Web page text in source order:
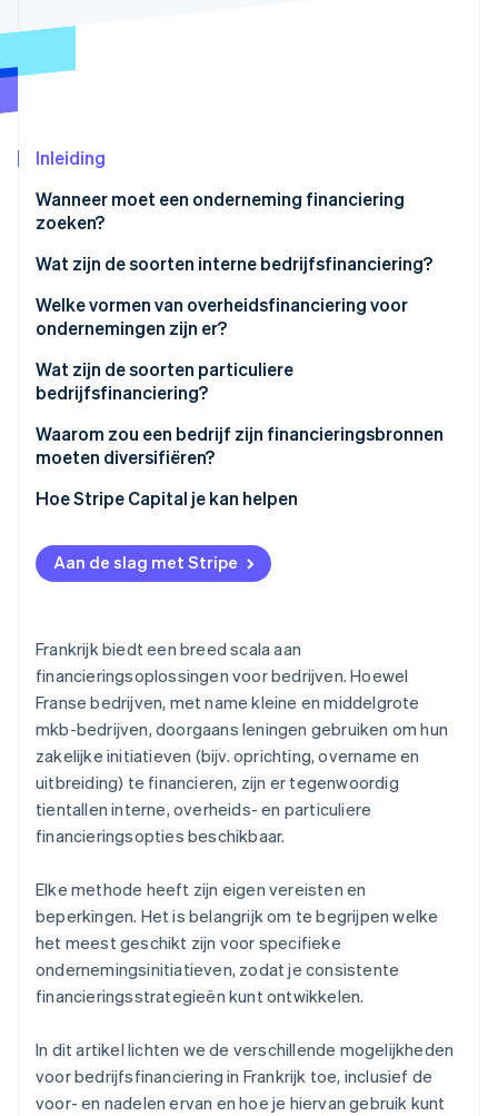
CO₂-verwijdering
Stripe Sessions 2026
Ontdek hoe Stripe de economische
Nu bekijken
Inleiding
Wanneer moet een onderneming financiering
zoeken?
Een onderneming starten
Een onderneming overnemen
Een onderneming uitbreiden
Wat zijn de soorten interne bedrijfsfinanciering?
Persoonlijke investeringen
Kapitaalstortingen
Aandeelhoudersleningen
Zelffinanciering
Welke vormen van overheidsfinanciering voor
ondernemingen zijn er?
Steunmaatregelen
Subsidies
Wedstrijden
Wat zijn de soorten particuliere
bedrijfsfinanciering?
Bankleningen
Eerleningen
Overbruggingsfinanciering
Geld van vrienden en familie
Crowdfunding
Waarom zou een bedrijf zijn financieringsbronnen
moeten diversifiëren?
Afhankelijkheid en risico op mislukking verminderen
Lagere totale financieringskosten
Bouw geloofwaardigheid op bij investeerders
onderneming
Hoe Stripe Capital je kan helpen
Aan de slag met Stripe
Frankrijk biedt een breed scala aan
financieringsoplossingen voor bedrijven. Hoewel
Franse bedrijven, met name kleine en middelgrote
mkb-bedrijven, doorgaans leningen gebruiken om hun
zakelijke initiatieven (bijv. oprichting, overname en
uitbreiding) te financieren, zijn er tegenwoordig
tientallen interne, overheids- en particuliere
financieringsopties beschikbaar.
Elke methode heeft zijn eigen vereisten en
beperkingen. Het is belangrijk om te begrijpen welke
het meest geschikt zijn voor specifieke
ondernemingsinitiatieven, zodat je consistente
financieringsstrategieën kunt ontwikkelen.
In dit artikel lichten we de verschillende mogelijkheden
voor bedrijfsfinanciering in Frankrijk toe, inclusief de
voor- en nadelen ervan en hoe je hiervan gebruik kunt